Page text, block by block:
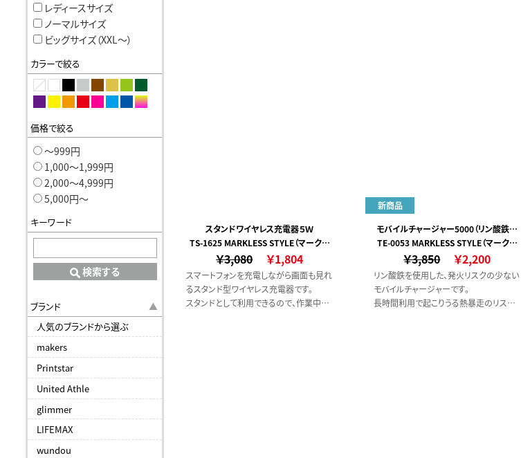
レディースサイズ
ノーマルサイズ
ビッグサイズ（XXL〜）
カラーで絞る
価格で絞る
〜999円
1,000〜1,999円
2,000〜4,999円
5,000円〜
キーワード
検索する
ブランド
人気のブランドから選ぶ
makers
Printstar
United Athle
glimmer
LIFEMAX
wundou
スタンドワイヤレス充電器５Ｗ
TS-1625 MARKLESS STYLE（マークレ
ススタイル）
￥3,080 ￥1,804
スマートフォンを充電しながら画面も見れ
るスタンド型ワイヤレス充電器です。
スタンドとして利用できるので、作業中で
新商品
モバイルチャージャー5000（リン酸鉄使
用）
TE-0053 MARKLESS STYLE（マークレ
ススタイル）
￥3,850 ￥2,200
リン酸鉄を使用した、発火リスクの少ない
モバイルチャージャーです。
長時間利用で起こりうる熱暴走のリスク